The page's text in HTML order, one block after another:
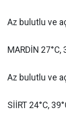
Az bulutlu ve
MARDİN 27°C,
Az bulutlu ve
SİİRT 24°C,